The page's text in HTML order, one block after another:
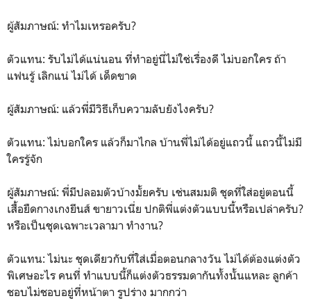
ผู้สัมภาษณ์: ทำไมเหรอครับ?
ตัวแทน: รับไม่ได้แน่นอน ที่ทำอยู่นี่ไม่ใช่เรื่องดี ไม่บอกใคร ถ้า
แฟนรู้ เลิกแน่ ไม่ได้ เด็ดขาด
ผู้สัมภาษณ์: แล้วพี่มีวิธีเก็บความลับยังไงครับ?
ตัวแทน: ไม่บอกใคร แล้วก็มาไกล บ้านพี่ไม่ได้อยู่แถวนี้ แถวนี้ไม่มี
ใครรู้จัก
ผู้สัมภาษณ์: พี่มีปลอมตัวบ้างมั้ยครับ เช่นสมมติ ชุดที่ใส่อยู่ตอนนี้
เสื้อยืดกางเกงยีนส์ ขายาวเนี่ย ปกติพี่แต่งตัวแบบนี้หรือเปล่าครับ?
หรือเป็นชุดเฉพาะเวลามา ทำงาน?
ตัวแทน: ไม่นะ ชุดเดียวกับที่ใส่เมื่อตอนกลางวัน ไม่ได้ต้องแต่งตัว
พิเศษอะไร คนที่ ทำแบบนี้ก็แต่งตัวธรรมดากันทั้งนั้นแหละ ลูกค้า
ชอบไม่ชอบอยู่ที่หน้าตา รูปร่าง มากกว่า